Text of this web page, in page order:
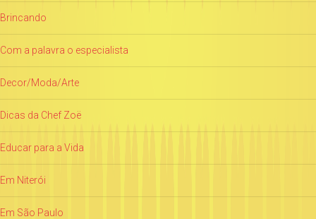
Brincando
Com a palavra o especialista
Decor/Moda/Arte
Dicas da Chef Zoë
Educar para a Vida
Em Niterói
Em São Paulo